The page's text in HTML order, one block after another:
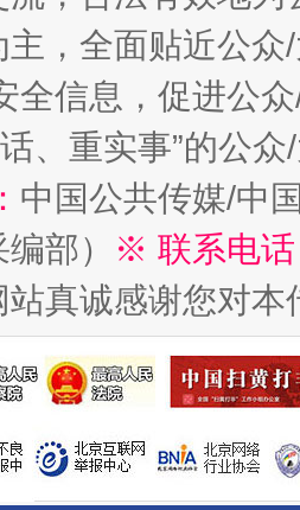
始实施 从
，全面贴近公
全信息，促进公
、重实事”的公
中国公共传媒/中
部）
※ 联系电
真诚感谢您对